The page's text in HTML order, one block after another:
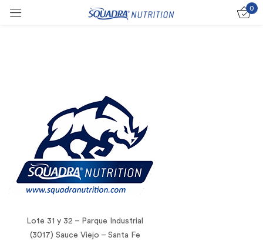
0
Lote 31 y 32 – Parque Industrial
(3017) Sauce Viejo – Santa Fe
Remember me
Log in
Create an account